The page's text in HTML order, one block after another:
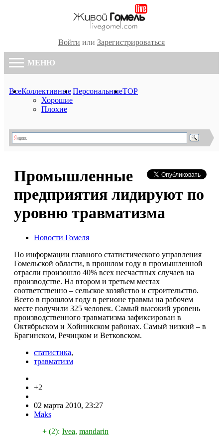
Войти или Зарегистрироваться
МЕНЮ
ВсеКоллективные
Хорошие
Плохие
ПерсональныеTOP
Промышленные
предприятия лидируют по
уровню травматизма
Новости Гомеля
По информации главного статистического управления
Гомельской области, в прошлом году в промышленной
отрасли произошло 40% всех несчастных случаев на
производстве. На втором и третьем местах
соответственно – сельское хозяйство и строительство.
Всего в прошлом году в регионе травмы на рабочем
месте получили 325 человек. Самый высокий уровень
производственного травматизма зафиксирован в
Октябрьском и Хойникском районах. Самый низкий – в
Брагинском, Речицком и Ветковском.
статистика,
травматизм
+2
02 марта 2010, 23:27
Maks
+ (2): lvea, mandarin